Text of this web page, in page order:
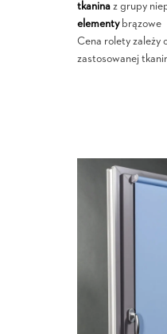
tkaninaz grupy
elementybrązowe
Cena rolety zależy
zastosowanej